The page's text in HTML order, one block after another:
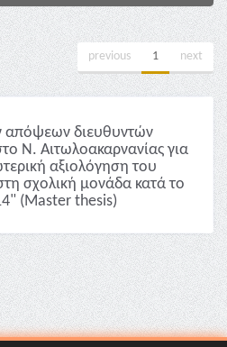
previous 1 next
απόψεων διευθυντών
Ν. Αιτωλοακαρνανίας για
αξιολόγηση του
σχολική μονάδα κατά το
(Master thesis)